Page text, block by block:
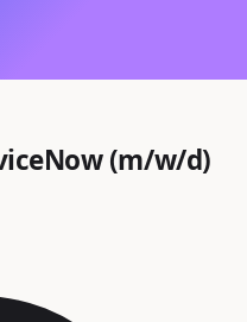
(m/w/d)